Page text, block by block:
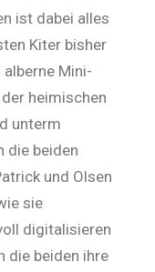
ist dabei alles
Kiter bisher
Mini-
heimischen
unterm
die beiden
und Olsen
sie
digitalisieren
die beiden ihre